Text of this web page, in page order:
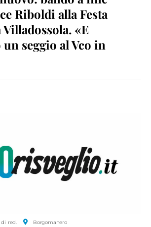
Riboldi alla Festa
Villadossola. «E
seggio al Vco in
di red. Borgomanero